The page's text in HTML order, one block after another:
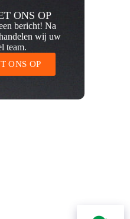
ONS OP
bericht! Na
wij uw
team.
ONS OP